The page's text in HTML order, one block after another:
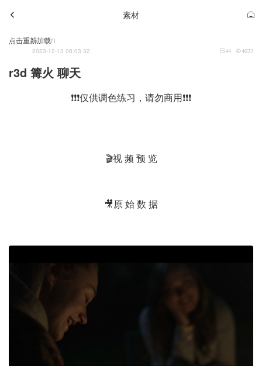
素材
点击重新加载
Admin
2023-12-13 08:03:32 44 4022
r3d 篝火 聊天
❗❗❗仅供调色练习，请勿商用❗❗❗
🎬视 频 预 览
🎥原 始 数 据